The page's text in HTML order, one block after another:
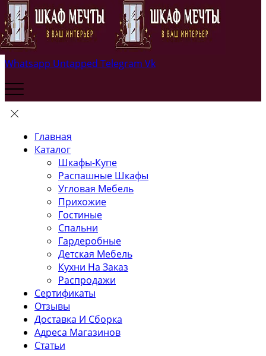
Whatsapp Untapped Telegram Vk
Главная
Каталог
Шкафы-Купе
Распашные Шкафы
Угловая Мебель
Прихожие
Гостиные
Спальни
Гардеробные
Детская Мебель
Кухни На Заказ
Распродажи
Сертификаты
Отзывы
Доставка И Сборка
Адреса Магазинов
Статьи